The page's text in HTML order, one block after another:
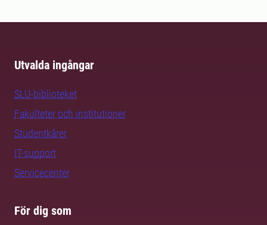
Utvalda ingångar
SLU-biblioteket
Fakulteter och institutioner
Studentkårer
IT-support
Servicecenter
För dig som